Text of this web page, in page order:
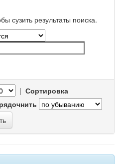
сузить результаты поиска.
| Сортировка